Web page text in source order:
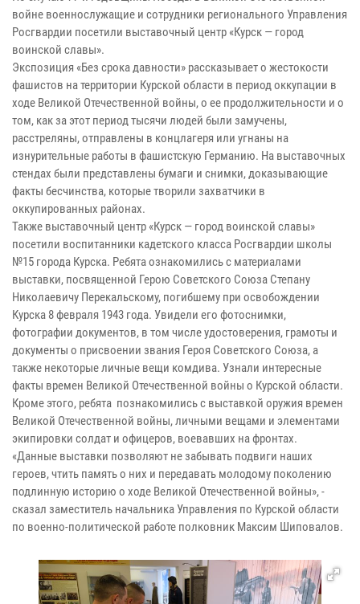
войне военнослужащие и сотрудники регионального Управления
Росгвардии посетили выставочный центр «Курск — город
воинской славы».
Экспозиция «Без срока давности» рассказывает о жестокости
фашистов на территории Курской области в период оккупации в
ходе Великой Отечественной войны, о ее продолжительности и о
том, как за этот период тысячи людей были замучены,
расстреляны, отправлены в концлагеря или угнаны на
изнурительные работы в фашистскую Германию. На выставочных
стендах были представлены бумаги и снимки, доказывающие
факты бесчинства, которые творили захватчики в
оккупированных районах.
Также выставочный центр «Курск — город воинской славы»
посетили воспитанники кадетского класса Росгвардии школы
№15 города Курска. Ребята ознакомились с материалами
выставки, посвященной Герою Советского Союза Степану
Николаевичу Перекальскому, погибшему при освобождении
Курска 8 февраля 1943 года. Увидели его фотоснимки,
фотографии документов, в том числе удостоверения, грамоты и
документы о присвоении звания Героя Советского Союза, а
также некоторые личные вещи комдива. Узнали интересные
факты времен Великой Отечественной войны о Курской области.
Кроме этого, ребята познакомились с выставкой оружия времен
Великой Отечественной войны, личными вещами и элементами
экипировки солдат и офицеров, воевавших на фронтах.
«Данные выставки позволяют не забывать подвиги наших
героев, чтить память о них и передавать молодому поколению
подлинную историю о ходе Великой Отечественной войны», -
сказал заместитель начальника Управления по Курской области
по военно-политической работе полковник Максим Шиповалов.